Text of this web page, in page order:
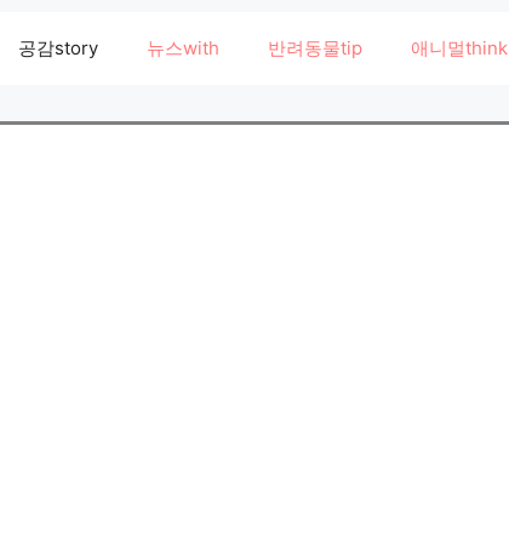
공감story 뉴스with 반려동물tip 애니멀think